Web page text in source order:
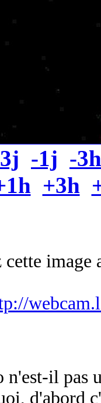
-1j -3h
+3h
cette
n'est-il pas
d'abord